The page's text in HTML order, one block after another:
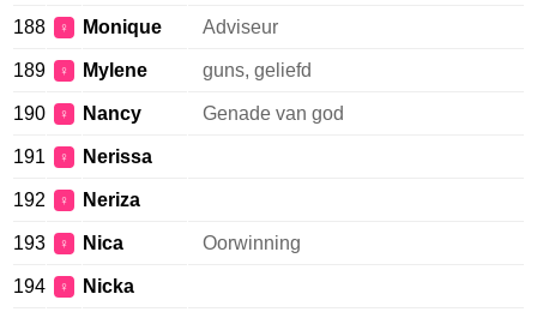
188 ♀ Monique Adviseur
189 ♀ Mylene guns, geliefd
190 ♀ Nancy Genade van god
191 ♀ Nerissa
192 ♀ Neriza
193 ♀ Nica Oorwinning
194 ♀ Nicka